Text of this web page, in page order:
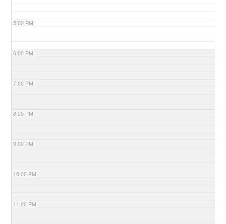
5:00 PM
6:00 PM
7:00 PM
8:00 PM
9:00 PM
10:00 PM
11:00 PM